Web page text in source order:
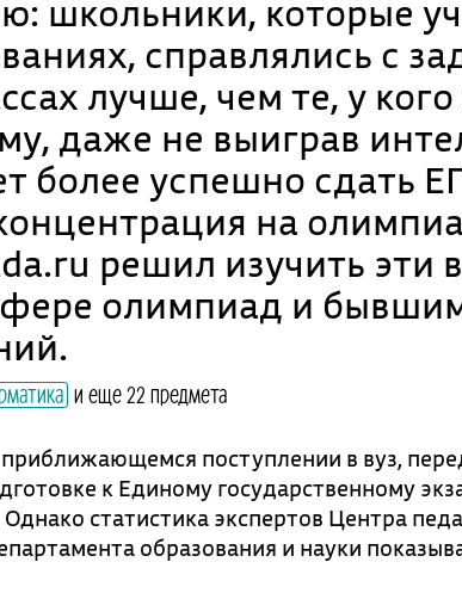
школьники, которые
справлялись с
лучше, чем те, у
даже не выиграв
более успешно сдать
на
решил изучить эти
олимпиад и
и еще 22 предмета
поступлении в вуз,
к Единому государственному
статистика экспертов Центра
образования и науки